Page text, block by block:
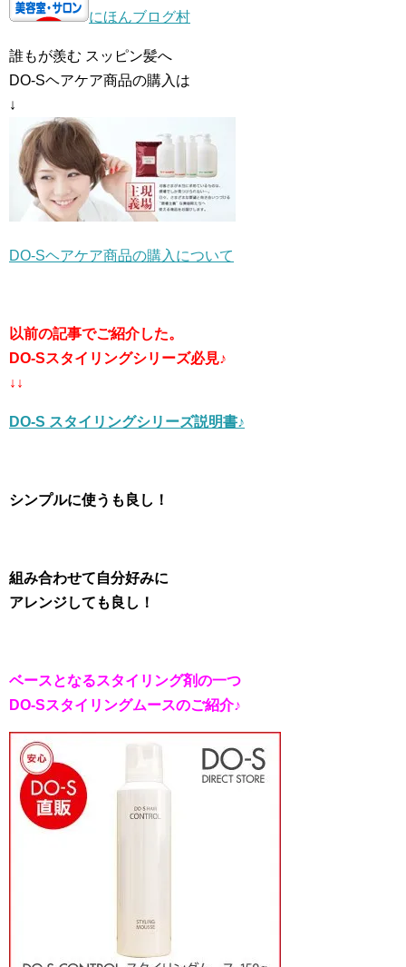
にほんブログ村
誰もが羨む スッピン髪へ
DO-Sヘアケア商品の購入は
↓
DO-Sヘアケア商品の購入について
以前の記事でご紹介した。
DO-Sスタイリングシリーズ必見♪
↓↓
DO-S スタイリングシリーズ説明書♪
シンプルに使うも良し！
組み合わせて自分好みに
アレンジしても良し！
ベースとなるスタイリング剤の一つ
DO-Sスタイリングムースのご紹介♪